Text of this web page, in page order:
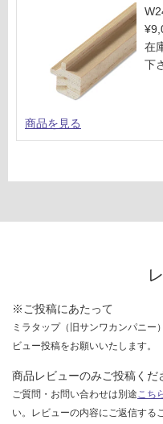
在
下
商品を見る
※ご投稿にあたって
ミラタップ（旧サンワカンパニー
ビュー投稿をお願いいたします。
商品レビューのみご投稿くだ
ご質問・お問い合わせは別途こち
い。レビューの内容にご返信する